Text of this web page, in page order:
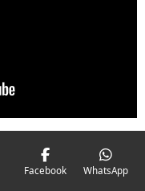
Facebook WhatsApp